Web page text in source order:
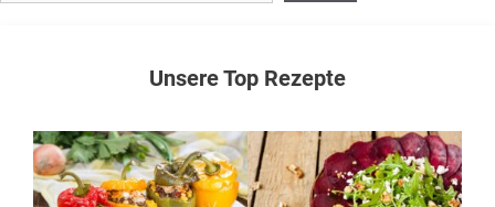
Unsere Top Rezepte